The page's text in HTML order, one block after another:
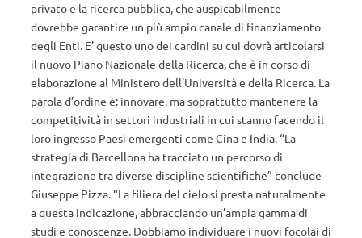
privato e la ricerca pubblica, che auspicabilmente
dovrebbe garantire un più ampio canale di finanziamento
degli Enti. E’ questo uno dei cardini su cui dovrà articolarsi
il nuovo Piano Nazionale della Ricerca, che è in corso di
elaborazione al Ministero dell’Università e della Ricerca. La
parola d’ordine è: innovare, ma soprattutto mantenere la
competitività in settori industriali in cui stanno facendo il
loro ingresso Paesi emergenti come Cina e India. “La
strategia di Barcellona ha tracciato un percorso di
integrazione tra diverse discipline scientifiche” conclude
Giuseppe Pizza. “La filiera del cielo si presta naturalmente
a questa indicazione, abbracciando un’ampia gamma di
studi e conoscenze. Dobbiamo individuare i nuovi focolai di